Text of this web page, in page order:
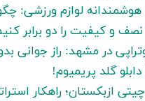
لوازم ورزشی:
نصف و کیفیت را دو برابر
در مشهد: راز جوانی
گلد پریمیوم!
چیتی ازبکستان؛ راهکار